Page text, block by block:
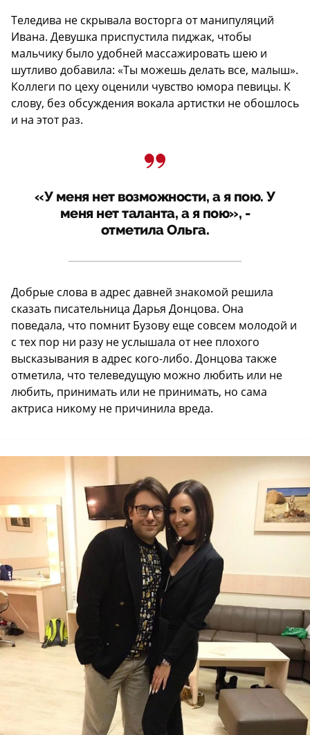
Теледива не скрывала восторга от манипуляций
Ивана. Девушка приспустила пиджак, чтобы
мальчику было удобней массажировать шею и
шутливо добавила: «Ты можешь делать все, малыш».
Коллеги по цеху оценили чувство юмора певицы. К
слову, без обсуждения вокала артистки не обошлось
и на этот раз.
«У меня нет возможности, а я пою. У
меня нет таланта, а я пою», -
отметила Ольга.
Добрые слова в адрес давней знакомой решила
сказать писательница Дарья Донцова. Она
поведала, что помнит Бузову еще совсем молодой и
с тех пор ни разу не услышала от нее плохого
высказывания в адрес кого-либо. Донцова также
отметила, что телеведущую можно любить или не
любить, принимать или не принимать, но сама
актриса никому не причинила вреда.